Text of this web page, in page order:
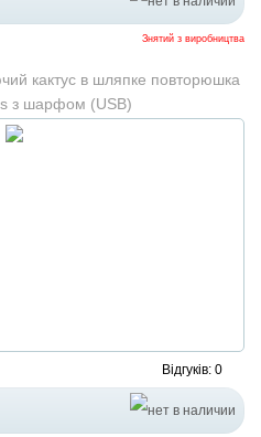
Знятий з виробництва
кактус в шляпке повторюшка
з шарфом (USB)
Відгуків: 0